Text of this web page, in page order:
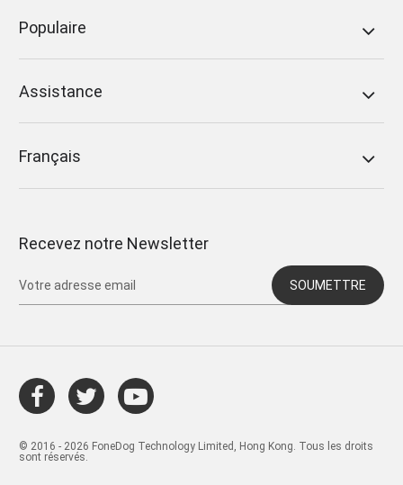
Populaire
Assistance
Français
Recevez notre Newsletter
SOUMETTRE
© 2016 - 2026 FoneDog Technology Limited, Hong Kong. Tous les droits
sont réservés.